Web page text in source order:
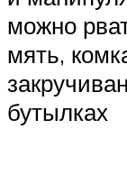
можно
мять,
бутылках